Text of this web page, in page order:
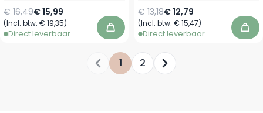
Speciale prijs
€ 15,99
Normale prijs
€ 16,49
(Incl. btw: € 19,35)
Direct leverbaar In winkelwagen
Speciale prijs
€ 12,79
Normale prijs
€ 13,18
(Incl. btw: € 15,47)
Direct leverbaar In
Je leest momenteel pagina
1 Pagina
2